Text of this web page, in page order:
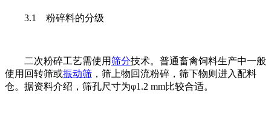
3.1 粉碎料的分级
二次粉碎工艺需使用筛分技术。普通畜禽饲料生产中一般
使用回转筛或振动筛 ，筛上物回流粉碎，筛下物则进入配料
仓。据资料介绍，筛孔尺寸为φ1.2 mm比较合适。